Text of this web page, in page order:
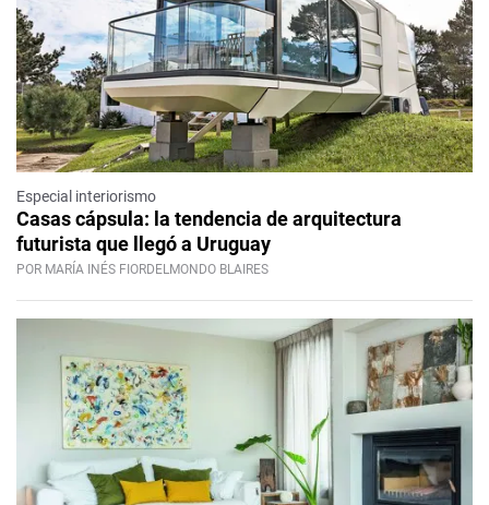
Especial interiorismo
Casas cápsula: la tendencia de arquitectura
futurista que llegó a Uruguay
POR MARÍA INÉS FIORDELMONDO BLAIRES